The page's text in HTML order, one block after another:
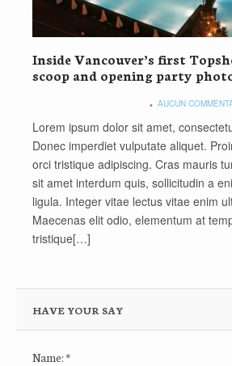
Inside Vancouver’s first
scoop and opening party
AUCUN
Lorem ipsum dolor sit amet,
Donec imperdiet vulputate aliquet.
orci tristique adipiscing. Cras mauris
sit amet interdum quis, sollicitudin a
ligula. Integer vitae lectus vitae enim
Maecenas elit odio, elementum at
tristique[…]
HAVE YOUR SAY
Name:*